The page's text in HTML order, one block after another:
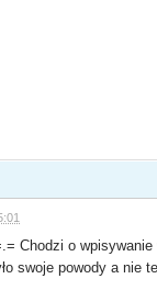
Chodzi o
swoje powody a nie